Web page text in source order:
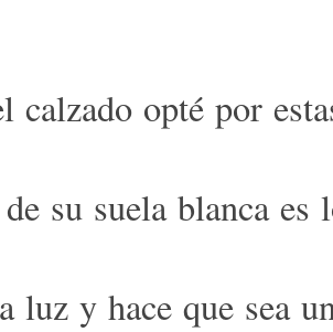
calzado opté por
su suela blanca es
luz y hace que sea